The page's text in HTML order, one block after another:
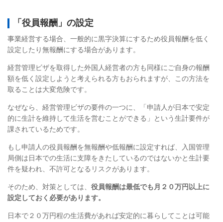
「役員報酬」の設定
事業経営する場合、一般的に黒字決算にするため役員報酬を低く
設定したり無報酬にする場合があります。
経営管理ビザを取得した外国人経営者の方も同様にご自身の報酬
額を低く設定しようと考えられる方もおられますが、この方法を
取ることは大変危険です。
なぜなら、経営管理ビザの要件の一つに、「申請人が日本で安定
的に生計を維持して生活を営むことができる」という生計要件が
課されているためです。
もし申請人の役員報酬を無報酬や低報酬に設定すれば、入国管理
局側は日本での生活に支障をきたしているのではないかと生計要
件を疑われ、不許可となるリスクがあります。
そのため、対策としては、 役員報酬は最低でも月２０万円以上に
設定しておく必要があります。
日本で２０万円程の生活費があれば安定的に暮らしてことは可能